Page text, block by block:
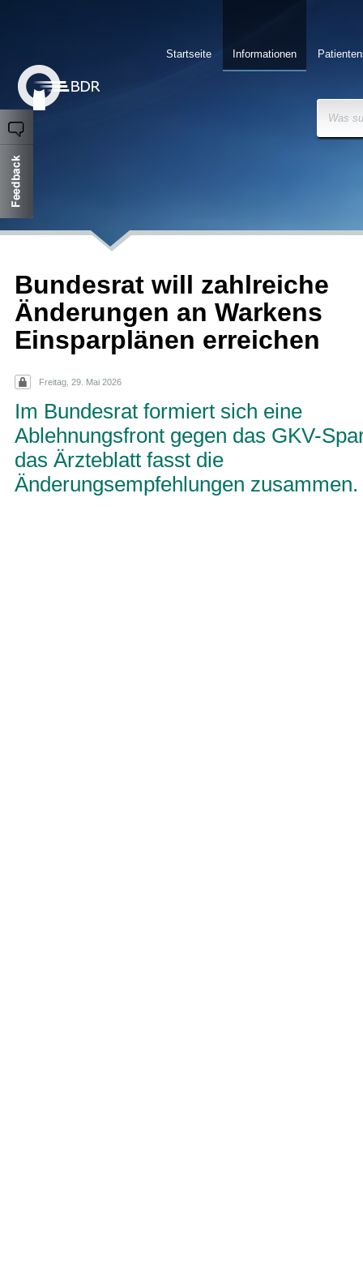
Informationen
Startseite
Was
Bundesrat will zahlreiche
Änderungen an Warkens
Einsparplänen erreichen
Freitag, 29. Mai 2026
Im Bundesrat formiert sich eine
Ablehnungsfront gegen das GKV-
das Ärzteblatt fasst die
Änderungsempfehlungen zusammen.